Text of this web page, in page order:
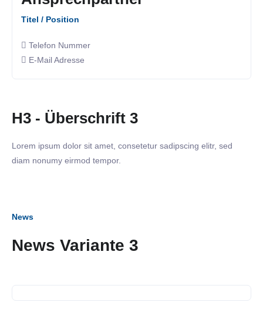
Titel / Position
Telefon Nummer
E-Mail Adresse
H3 - Überschrift 3
Lorem ipsum dolor sit amet, consetetur sadipscing elitr, sed
diam nonumy eirmod tempor.
News
News Variante 3